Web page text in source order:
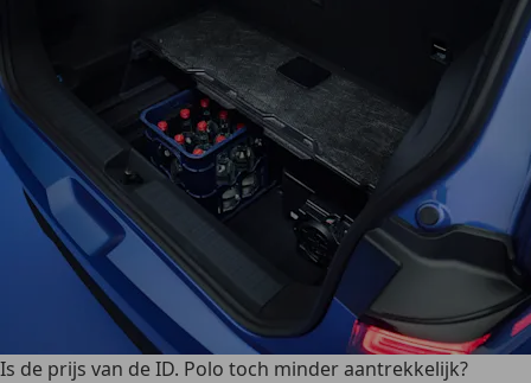
Is de prijs van de ID. Polo toch minder aantrekkelijk?